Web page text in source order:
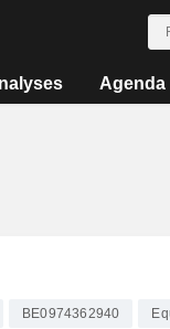
Agenda
BE0974362940